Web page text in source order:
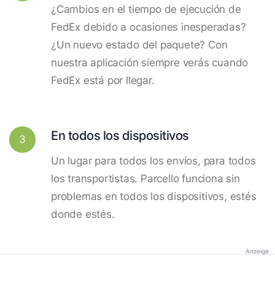
¿Cambios en el tiempo de ejecución de
FedEx debido a ocasiones inesperadas?
¿Un nuevo estado del paquete? Con
nuestra aplicación siempre verás cuando
FedEx está por llegar.
3 En todos los dispositivos
Un lugar para todos los envíos, para todos
los transportistas. Parcello funciona sin
problemas en todos los dispositivos, estés
donde estés.
Anzeige